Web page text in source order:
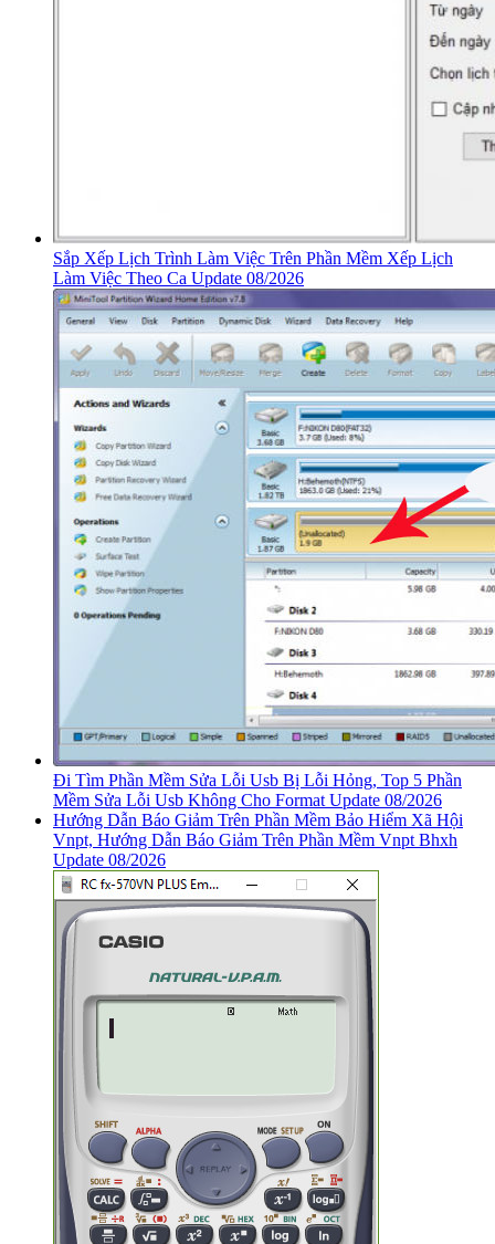
Sắp Xếp Lịch Trình Làm Việc Trên Phần Mềm Xếp Lịch
Làm Việc Theo Ca Update 08/2026
Đi Tìm Phần Mềm Sửa Lỗi Usb Bị Lỗi Hỏng, Top 5 Phần
Mềm Sửa Lỗi Usb Không Cho Format Update 08/2026
Hướng Dẫn Báo Giảm Trên Phần Mềm Bảo Hiểm Xã Hội
Vnpt, Hướng Dẫn Báo Giảm Trên Phần Mềm Vnpt Bhxh
Update 08/2026